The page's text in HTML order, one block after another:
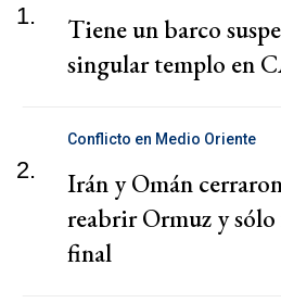
1.
Tiene un barco
singular templo en
2.
Conflicto en Medio Oriente
Irán y Omán
reabrir Ormuz y
final